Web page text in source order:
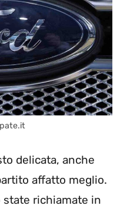
delicata, anche
affatto meglio.
state richiamate in